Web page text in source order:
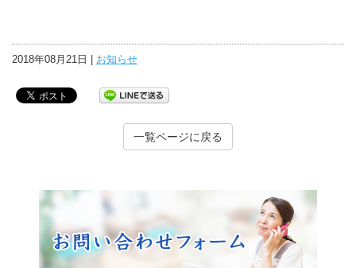
2018年08月21日 | お知らせ
一覧ページに戻る